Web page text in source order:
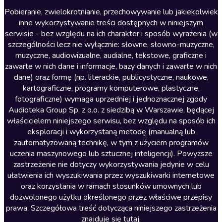
Literatura anglojęzyczna
Literatura faktu
Literatura obyczajowa
Literatura piękna obca
Literatura piękna polska
Nagrania relaksacyjne
Nauka języków
Nauki humanistyczne
Podcasty i audycje
Polityka
Prasa
Religia
Romans
Pobieranie, zwielokrotnianie, przechowywanie lub jakiekolwiek
inne wykorzystywanie treści dostępnych w niniejszym
serwisie - bez względu na ich charakter i sposób wyrażenia (w
szczególności lecz nie wyłącznie: słowne, słowno-muzyczne,
muzyczne, audiowizualne, audialne, tekstowe, graficzne i
zawarte w nich dane i informacje, bazy danych i zawarte w nich
dane) oraz formę (np. literackie, publicystyczne, naukowe,
kartograficzne, programy komputerowe, plastyczne,
fotograficzne) wymaga uprzedniej i jednoznacznej zgody
Audioteka Group Sp. z o.o. z siedzibą w Warszawie, będącej
właścicielem niniejszego serwisu, bez względu na sposób ich
eksploracji i wykorzystaną metodę (manualną lub
zautomatyzowaną technikę, w tym z użyciem programów
uczenia maszynowego lub sztucznej inteligencji). Powyższe
zastrzeżenie nie dotyczy wykorzystywania jedynie w celu
ułatwienia ich wyszukiwania przez wyszukiwarki internetowe
oraz korzystania w ramach stosunków umownych lub
dozwolonego użytku określonego przez właściwe przepisy
prawa. Szczegółowa treść dotycząca niniejszego zastrzeżenia
znajduje się tutaj.